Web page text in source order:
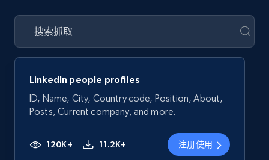
LinkedIn people profiles
ID, Name, City, Country code, Position, About,
Posts, Current company, and more.
120K+ 11.2K+ 注册使用